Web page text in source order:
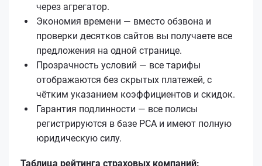
через агрегатор.
Экономия времени — вместо обзвона и
проверки десятков сайтов вы получаете все
предложения на одной странице.
Прозрачность условий — все тарифы
отображаются без скрытых платежей, с
чётким указанием коэффициентов и скидок.
Гарантия подлинности — все полисы
регистрируются в базе РСА и имеют полную
юридическую силу.
Таблица рейтинга страховых компаний: